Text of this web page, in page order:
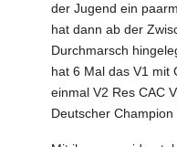
der Jugend ein
hat dann ab der
Durchmarsch
hat 6 Mal das V1 mit
einmal V2 Res CAC
Deutscher Champion